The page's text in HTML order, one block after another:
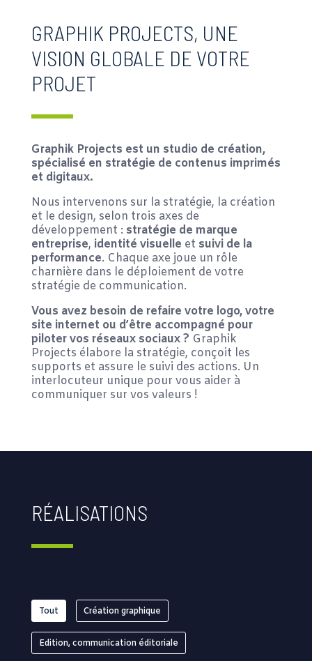
GRAPHIK PROJECTS, UNE
VISION GLOBALE DE VOTRE
PROJET
Graphik Projects est un studio de création,
spécialisé en stratégie de contenus imprimés
et digitaux.
Nous intervenons sur la stratégie, la création
et le design, selon trois axes de
développement : stratégie de marque
entreprise, identité visuelle et suivi de la
performance. Chaque axe joue un rôle
charnière dans le déploiement de votre
stratégie de communication.
Vous avez besoin de refaire votre logo, votre
site internet ou d’être accompagné pour
piloter vos réseaux sociaux ? Graphik
Projects élabore la stratégie, conçoit les
supports et assure le suivi des actions. Un
interlocuteur unique pour vous aider à
communiquer sur vos valeurs !
RÉALISATIONS
Tout Création graphique
Edition, communication éditoriale